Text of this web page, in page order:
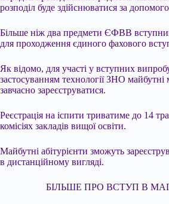
розподіл буде здійснюватися за
Більше ніж два предмети ЄФВВ
для проходження єдиного фахового
Як відомо, для участі у вступних
застосуванням технології ЗНО майбутні
завчасно зареєструватися.
Реєстрація на іспити триватиме до 14
комісіях закладів вищої освіти.
Майбутні абітурієнти зможуть
в дистанційному вигляді.
БІЛЬШЕ ПРО ВСТУП В